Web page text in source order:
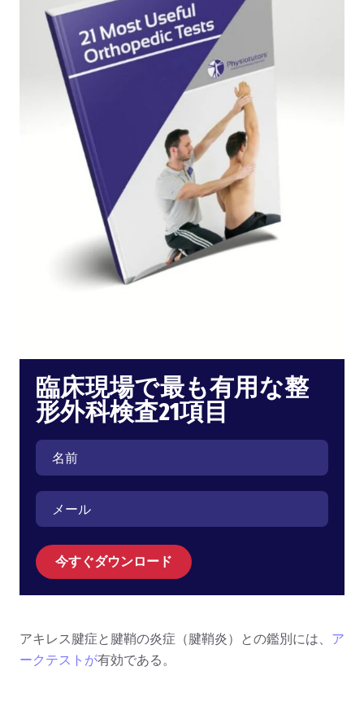
臨床現場で最も有用な整
形外科検査21項目
今すぐダウンロード
アキレス腱症と腱鞘の炎症（腱鞘炎）との鑑別には、 ア
ークテストが有効である。